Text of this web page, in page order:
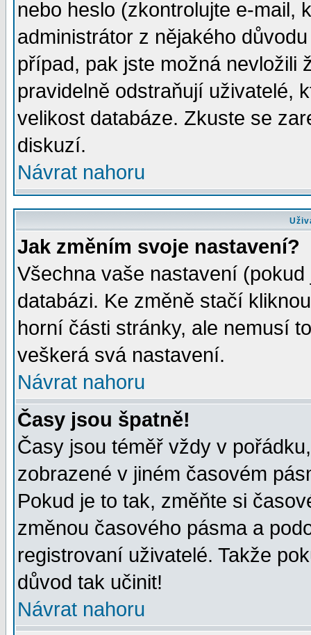
nebo heslo (zkontrolujte e-mail,
administrátor z nějakého
případ, pak jste možná nevložili
pravidelně odstraňují uživatelé,
velikost databáze. Zkuste se
diskuzí.
Návrat nahoru
Jak změním svoje nastavení?
Všechna vaše nastavení
databázi. Ke změně stačí
horní části stránky, ale nemusí
veškerá svá nastavení.
Návrat nahoru
Časy jsou špatně!
Časy jsou téměř vždy v
zobrazené v jiném časovém
Pokud je to tak, změňte si
změnou časového pásma a
registrovaní uživatelé. Takže
důvod tak učinit!
Návrat nahoru